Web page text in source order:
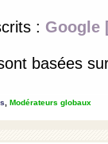
: Google
basées
Modérateurs globaux